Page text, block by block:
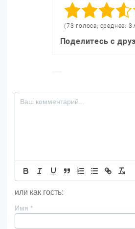
(73 голоса, среднее:
Поделитесь с
или как гость:
Имя *